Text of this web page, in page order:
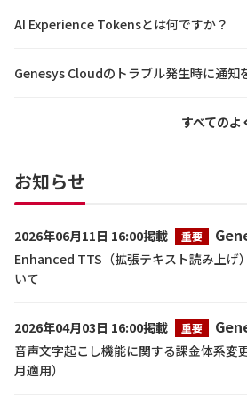
AI Experience Tokensとは何ですか？
Genesys Cloudのトラブル発生時に通知
すべての
お知らせ
2026年06月11日 16:00掲載 重要
Enhanced TTS（拡張テキスト読み上げ
いて
2026年04月03日 16:00掲載 重要
音声文字起こし機能に関する課金体系変
月適用）